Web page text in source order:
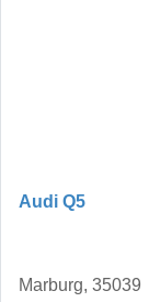
Audi Q5
Marburg, 35039